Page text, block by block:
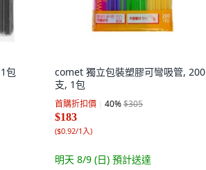
包
comet 獨立包裝塑膠可彎吸管, 200
支, 1包
首購折扣價 40%$305
$183
($0.92/1入)
明天 8/9 (日) 預計送達